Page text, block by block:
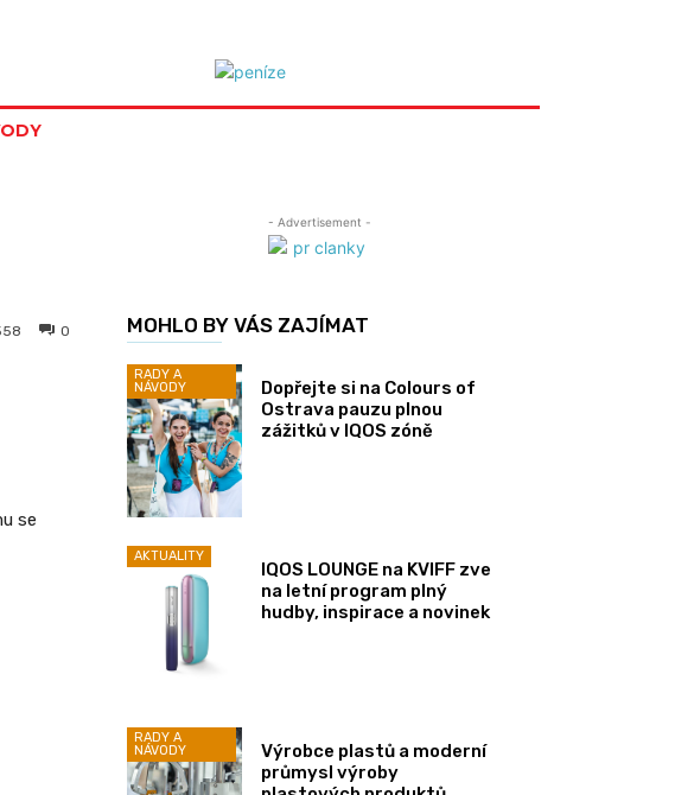
0
se
- Advertisement -
MOHLO BY VÁS ZAJÍMAT
RADY A
NÁVODY
Dopřejte si na Colours of
Ostrava pauzu plnou
zážitků v IQOS zóně
AKTUALITY
IQOS LOUNGE na KVIFF zve
na letní program plný
hudby, inspirace a novinek
RADY A
NÁVODY
Výrobce plastů a moderní
průmysl výroby